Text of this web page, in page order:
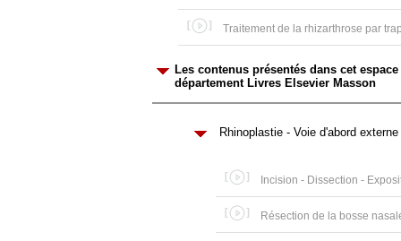
Traitement de la rhizarthrose par
Les contenus présentés dans cet
département Livres Elsevier Masson
Rhinoplastie - Voie d'abord externe
Incision - Dissection -
Résection de la bosse